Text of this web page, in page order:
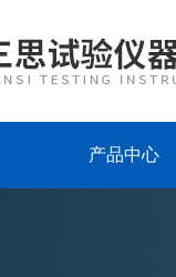
产品中心